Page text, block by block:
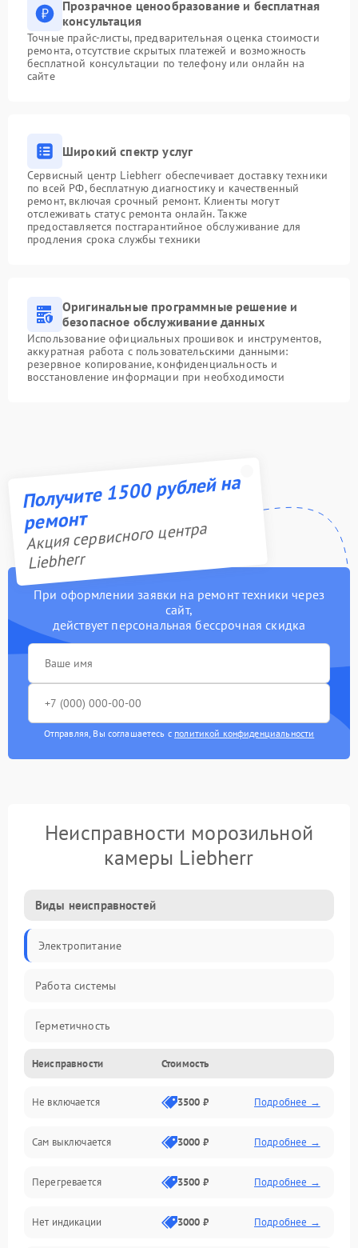
Прозрачное ценообразование и бесплатная
консультация
Точные прайс-листы, предварительная оценка стоимости
ремонта, отсутствие скрытых платежей и возможность
бесплатной консультации по телефону или онлайн на
сайте
Широкий спектр услуг
Сервисный центр Liebherr обеспечивает доставку техники
по всей РФ, бесплатную диагностику и качественный
ремонт, включая срочный ремонт. Клиенты могут
отслеживать статус ремонта онлайн. Также
предоставляется постгарантийное обслуживание для
продления срока службы техники
Оригинальные программные решение и
безопасное обслуживание данных
Использование официальных прошивок и инструментов,
аккуратная работа с пользовательскими данными:
резервное копирование, конфиденциальность и
восстановление информации при необходимости
Получите 1500 рублей на
ремонт
Акция сервисного центра
Liebherr
При оформлении заявки на ремонт техники через
сайт,
действует персональная бессрочная скидка
Отправляя, Вы соглашаетесь с политикой конфиденциальности
Неисправности морозильной
камеры Liebherr
Виды неисправностей
Электропитание
Работа системы
Герметичность
Механика
Неисправности Стоимость
Не включается 3500 ₽ Подробнее →
Сам выключается 3000 ₽ Подробнее →
Перегревается 3500 ₽ Подробнее →
Нет индикации 3000 ₽ Подробнее →